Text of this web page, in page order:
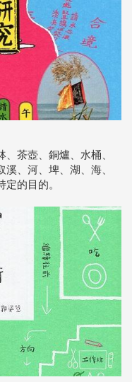
茶壺、銅爐、水桶、
、河、埤、湖、海、
的目的。